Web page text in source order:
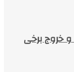
خروج برخی